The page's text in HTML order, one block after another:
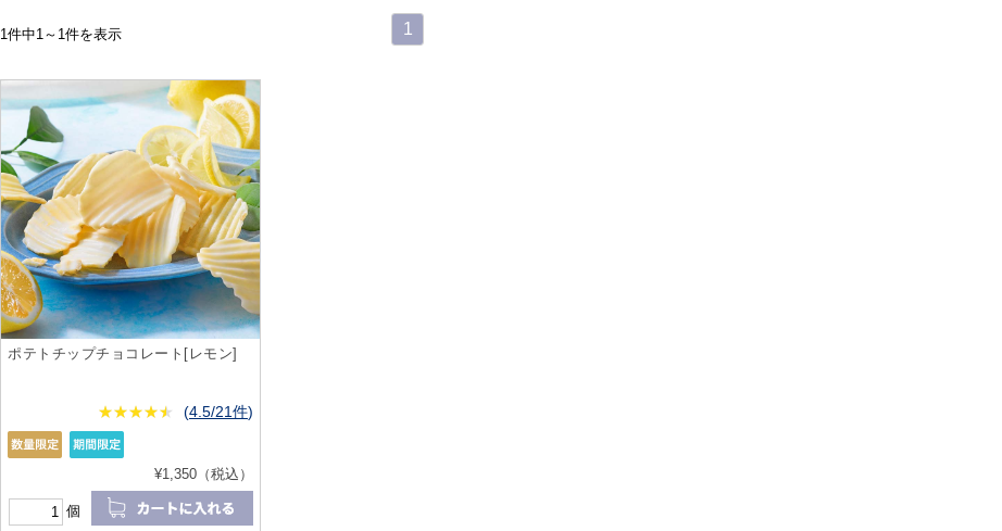
1件中1～1件を表示 1
ポテトチップチョコレート[レモン]
★★★★★
★★★★★ (4.5/21件)
¥1,350（税込）
個